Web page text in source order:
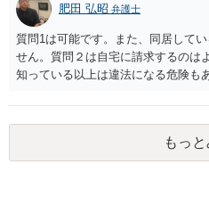
肥田 弘昭 弁護士
質問1は可能です。また、同居して
せん。質問２は自宅に請求するのは
知っている以上は違法になる危険も
かと思います。有責配偶者ですので
に訴訟されても法的に成立しません
い、相続権が発生します。合意があ
することはできません。質問６は可
もっ